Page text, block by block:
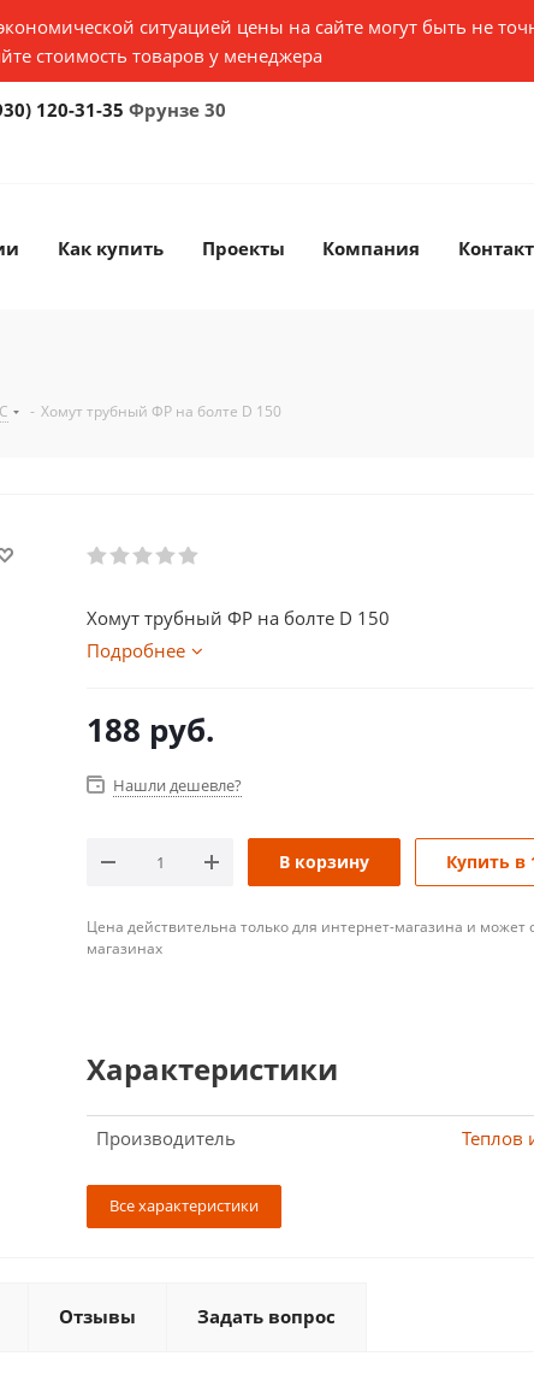
ситуацией цены на сайте могут быть не
стоимость товаров у менеджера
120-31-35 Фрунзе 30
Как купить Проекты Компания
- Хомут трубный ФР на болте D 150
Хомут трубный ФР на болте D 150
Подробнее
188 руб.
Нашли дешевле?
В корзину Купить в
Цена действительна только для интернет-магазина и может
магазинах
Характеристики
Производитель Теплов
Все характеристики
Отзывы Задать вопрос